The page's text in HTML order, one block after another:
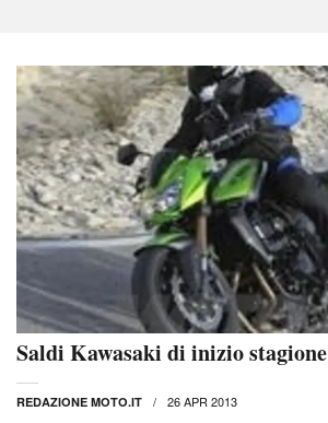
Saldi Kawasaki di inizio stagione
REDAZIONE MOTO.IT 26 APR 2013